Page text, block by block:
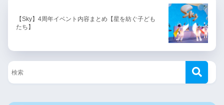
【Sky】4周年イベント内容まとめ【星を紡ぐ子ども
たち】